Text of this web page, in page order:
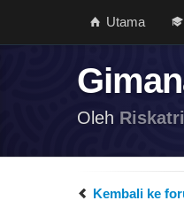
Utama
Oleh
Kembali ke